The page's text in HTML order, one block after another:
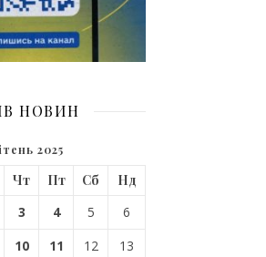
НОВИН
2025
Чт Пт Сб
Нд
3 4 5
6
10 11 12
13